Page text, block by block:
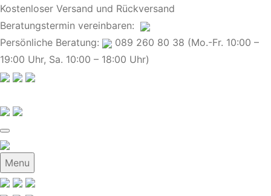
Kostenloser Versand und Rückversand
Beratungstermin vereinbaren:
Persönliche Beratung:
089 260 80 38 (Mo.-Fr. 10:00 –
19:00 Uhr, Sa. 10:00 – 18:00 Uhr)
Menu